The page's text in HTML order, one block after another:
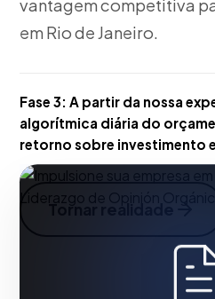
vantagem competitiva
em Rio de Janeiro.
Fase 3: A partir da nossa
algorítmica diária do
retorno sobre investimento
Tornar realidade